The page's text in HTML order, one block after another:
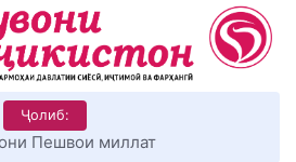
Ҷолиб:
Пешвои миллат